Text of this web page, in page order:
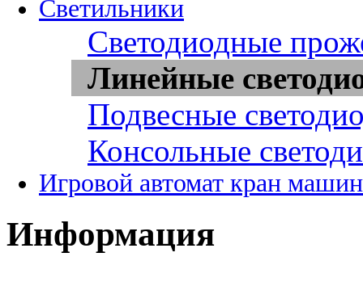
Светильники
Светодиодные
Линейные
Подвесные
Консольные
Игровой автомат кран
Информация